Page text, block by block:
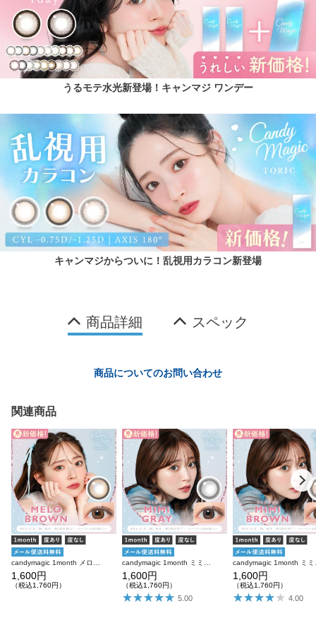
うるモテ水光新登場！キャンマジ ワンデー
キャンマジからついに！乱視用カラコン新登場
商品詳細 スペック
商品についてのお問い合わせ
関連商品
1,600円
（税込1,760円）
1,600円
（税込1,760円）
5.00
1,600円
（税込1,760円）
4.00